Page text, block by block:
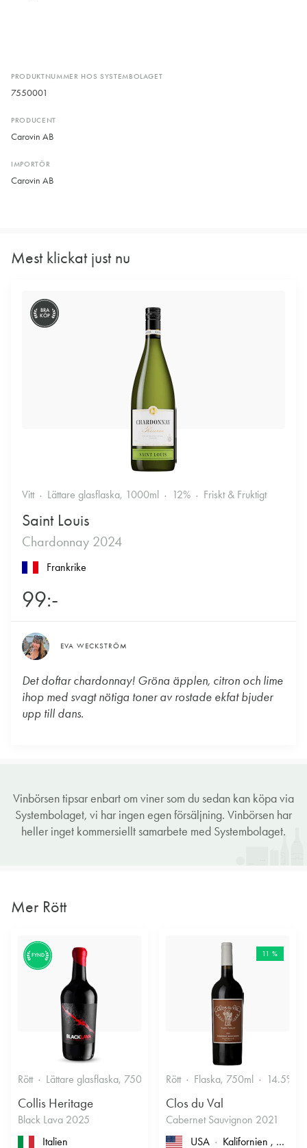
PRODUKTNUMMER HOS SYSTEMBOLAGET
7550001
PRODUCENT
Carovin AB
IMPORTÖR
Carovin AB
Mest klickat just nu
BRA
KÖP
Vitt Lättare glasflaska, 1000ml 12% Friskt & Fruktigt
Saint Louis
Chardonnay 2024
Frankrike
99:-
EVA WECKSTRÖM
Det doftar chardonnay! Gröna äpplen, citron och lime
ihop med svagt nötiga toner av rostade ekfat bjuder
upp till dans.
Vinbörsen tipsar enbart om viner som du sedan kan köpa via
Systembolaget, vi har ingen egen försäljning. Vinbörsen har
heller inget kommersiellt samarbete med Systembolaget.
Mer Rött
FYND
Rött Lättare glasflaska, 750ml 13.5%
Collis Heritage
Black Lava 2025
Italien
11 %
Rött Flaska, 750ml 14.5%
Clos du Val
Cabernet Sauvignon 2021
USA
Kalifornien , North Coast